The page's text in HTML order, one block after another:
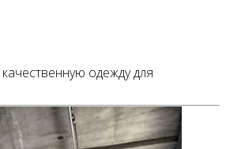
одежду для